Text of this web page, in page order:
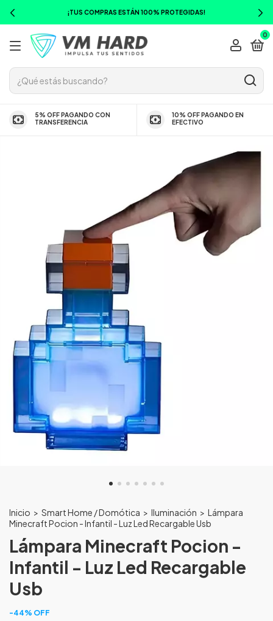
¡TUS COMPRAS ESTÁN 100% PROTEGIDAS!
0
5% OFF PAGANDO CON
TRANSFERENCIA
10% OFF PAGANDO EN
EFECTIVO
Inicio > Smart Home / Domótica > Iluminación > Lámpara
Minecraft Pocion - Infantil - Luz Led Recargable Usb
Lámpara Minecraft Pocion -
Infantil - Luz Led Recargable
Usb
-44% OFF